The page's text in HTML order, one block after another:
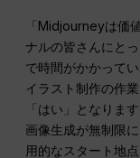
「Midjourneyは価
ナルの皆さんにと
で時間がかかって
イラスト制作の作
「はい」となりま
画像生成が無制限
用的なスタート地